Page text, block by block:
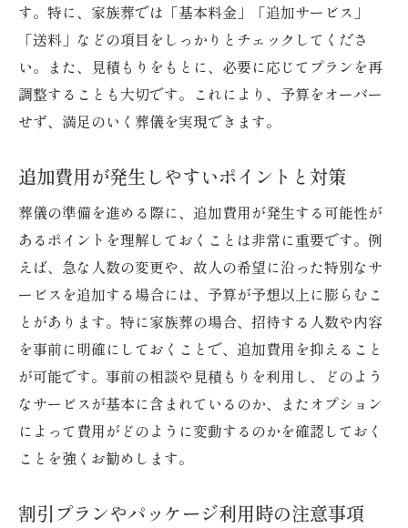
す。特に、家族葬では「基本料金」「追加サービス」
「送料」などの項目をしっかりとチェックしてくださ
い。また、見積もりをもとに、必要に応じてプランを再
調整することも大切です。これにより、予算をオーバー
せず、満足のいく葬儀を実現できます。
追加費用が発生しやすいポイントと対策
葬儀の準備を進める際に、追加費用が発生する可能性が
あるポイントを理解しておくことは非常に重要です。例
えば、急な人数の変更や、故人の希望に沿った特別なサ
ービスを追加する場合には、予算が予想以上に膨らむこ
とがあります。特に家族葬の場合、招待する人数や内容
を事前に明確にしておくことで、追加費用を抑えること
が可能です。事前の相談や見積もりを利用し、どのよう
なサービスが基本に含まれているのか、またオプション
によって費用がどのように変動するのかを確認しておく
ことを強くお勧めします。
割引プランやパッケージ利用時の注意事項